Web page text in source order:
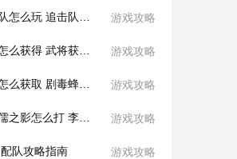
游戏攻略
游戏攻略
游戏攻略
游戏攻略
队攻略指南 游戏攻略